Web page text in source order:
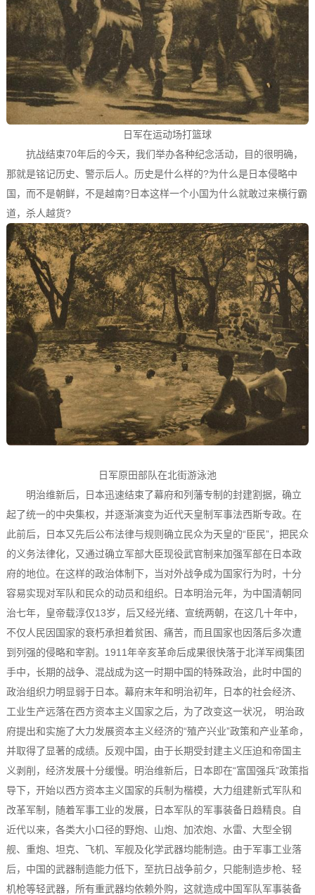
日军在运动场打篮球
抗战结束70年后的今天，我们举办各种纪念活动，目的很明确，
那就是铭记历史、警示后人。历史是什么样的?为什么是日本侵略中
国，而不是朝鲜，不是越南?日本这样一个小国为什么就敢过来横行霸
道，杀人越货?
日军原田部队在北街游泳池
明治维新后，日本迅速结束了幕府和列藩专制的封建割据，确立
起了统一的中央集权，并逐渐演变为近代天皇制军事法西斯专政。在
此前后，日本又先后公布法律与规则确立民众为天皇的“臣民”，把民众
的义务法律化，又通过确立军部大臣现役武官制来加强军部在日本政
府的地位。在这样的政治体制下，当对外战争成为国家行为时，十分
容易实现对军队和民众的动员和组织。日本明治元年，为中国清朝同
治七年，皇帝载淳仅13岁，后又经光绪、宣统两朝，在这几十年中，
不仅人民因国家的衰朽承担着贫困、痛苦，而且国家也因落后多次遭
到列强的侵略和宰割。1911年辛亥革命后成果很快落于北洋军阀集团
手中，长期的战争、混战成为这一时期中国的特殊政治，此时中国的
政治组织力明显弱于日本。幕府末年和明治初年，日本的社会经济、
工业生产远落在西方资本主义国家之后，为了改变这一状况， 明治政
府提出和实施了大力发展资本主义经济的“殖产兴业”政策和产业革命，
并取得了显著的成绩。反观中国，由于长期受封建主义压迫和帝国主
义剥削，经济发展十分缓慢。明治维新后，日本即在“富国强兵”政策指
导下，开始以西方资本主义国家的兵制为楷模，大力组建新式军队和
改革军制，随着军事工业的发展，日本军队的军事装备日趋精良。自
近代以来，各类大小口径的野炮、山炮、加浓炮、水雷、大型全钢
舰、重炮、坦克、飞机、军舰及化学武器均能制造。由于军事工业落
后，中国的武器制造能力低下，至抗日战争前夕，只能制造步枪、轻
机枪等轻武器，所有重武器均依赖外购，这就造成中国军队军事装备